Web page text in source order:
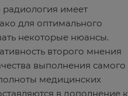
радиология имеет
для оптимального
некоторые нюансы.
второго мнения
выполнения самого
медицинских
в дополнение к